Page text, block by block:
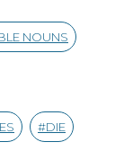
NOUNS
DIE